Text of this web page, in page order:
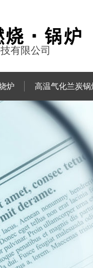
有限公司
炉 高温气化兰炭锅